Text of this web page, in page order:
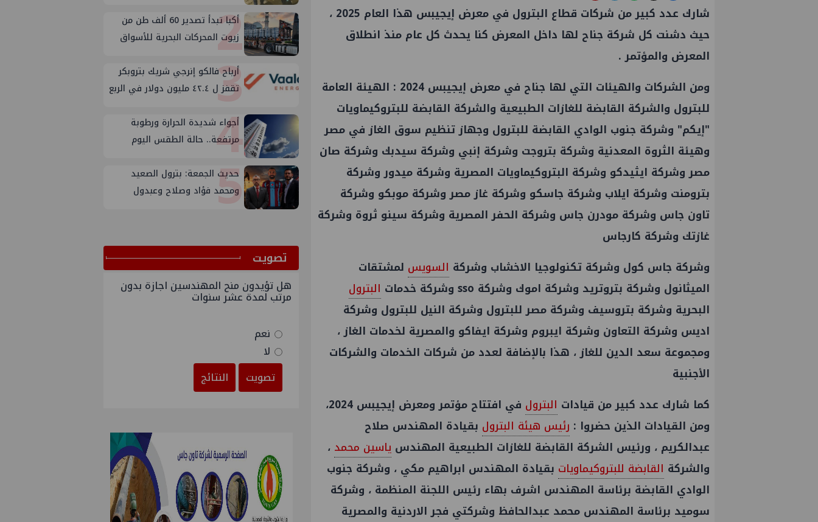
شارك عدد كبير من شركات قطاع البترول في معرض إيجيبس هذا العام 2025 ،
حيث دشنت كل شركة جناح لها داخل المعرض كنا يحدث كل عام منذ انطلاق
المعرض والمؤتمر .
ومن الشركات والهيئات التي لها جناح في معرض إيجيبس 2024 : الهيئة العامة
للبترول والشركة القابضة للغازات الطبيعية والشركة القابضة للبتروكيماويات
"إيكم" وشركة جنوب الوادي القابضة للبترول وجهاز تنظيم سوق الغاز في مصر
وهيئة الثروة المعدنية وشركة بتروجت وشركة إنبي وشركة سيدبك وشركة صان
مصر وشركة ايثيدكو وشركة البتروكيماويات المصرية وشركة ميدور وشركة
بترومنت وشركة ايلاب وشركة جاسكو وشركة غاز مصر وشركة موبكو وشركة
تاون جاس وشركة مودرن جاس وشركة الحفر المصرية وشركة سينو ثروة وشركة
غازتك وشركة كارجاس
وشركة جاس كول وشركة تكنولوجيا الاخشاب وشركة السويس لمشتقات
الميثانول وشركة بتروتريد وشركة اموك وشركة sso وشركة خدمات
البترول
البحرية وشركة بتروسيف وشركة مصر للبترول وشركة النيل للبترول وشركة
اديس وشركة التعاون وشركة ايبروم وشركة ايفاكو والمصرية لخدمات الغاز ،
ومجموعة سعد الدين للغاز ، هذا بالإضافة لعدد من شركات الخدمات والشركات
الأجنبية
كما شارك عدد كبير من قيادات البترول
في افتتاح مؤتمر ومعرض إيجيبس 2024،
ومن القيادات الذين حضروا : رئيس هيئة البترول بقيادة المهندس صلاح
عبدالكريم ، ورئيس الشركة القابضة للغازات الطبيعية المهندس ياسين محمد ،
والشركة القابضة للبتروكيماويات بقيادة المهندس ابراهيم مكي ، وشركة جنوب
الوادي القابضة برئاسة المهندس اشرف بهاء رئيس اللجنة المنظمة ، وشركة
سوميد برئاسة المهندس محمد عبدالحافظ وشركتي فجر الاردنية والمصرية
2
أكبا تبدأ تصدير 60 ألف طن من
زيوت المحركات البحرية للأسواق
3
أرباح فالكو إنرجي شريك بتروبكر
تقفز ل ٤٢.٤ مليون دولار في الربع
4
أجواء شديدة الحرارة ورطوبة
مرتفعة.. حالة الطقس اليوم
5
حديث الجمعة: بترول الصعيد
ومحمد فؤاد وصلاح وعبدول
ﺗﺼﻮﻳﺖ
هل تؤيدون منح المهندسين اجازة بدون
مرتب لمدة عشر سنوات
نعم
لا
تصويت
النتائج